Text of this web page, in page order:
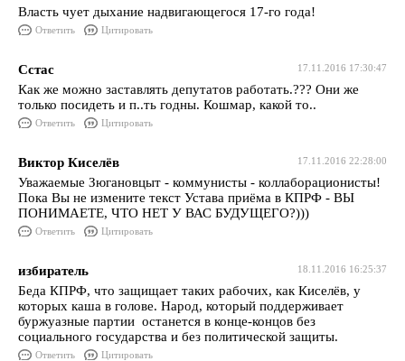
Власть чует дыхание надвигающегося 17-го года!
Ответить Цитировать
17.11.2016 17:30:47
Сстас
Как же можно заставлять депутатов работать.??? Они же
только посидеть и п..ть годны. Кошмар, какой то..
Ответить Цитировать
17.11.2016 22:28:00
Виктор Киселёв
Уважаемые Зюгановцыт - коммунисты - коллаборационисты!
Пока Вы не измените текст Устава приёма в КПРФ - ВЫ
ПОНИМАЕТЕ, ЧТО НЕТ У ВАС БУДУЩЕГО?)))
Ответить Цитировать
18.11.2016 16:25:37
избиратель
Беда КПРФ, что защищает таких рабочих, как Киселёв, у
которых каша в голове. Народ, который поддерживает
буржуазные партии останется в конце-концов без
социального государства и без политической защиты.
Ответить Цитировать